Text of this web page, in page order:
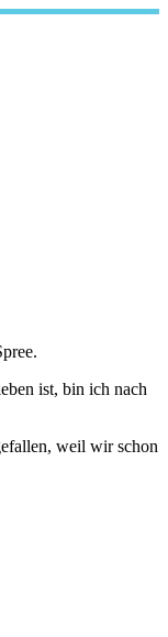
ist, bin ich nach
weil wir schon